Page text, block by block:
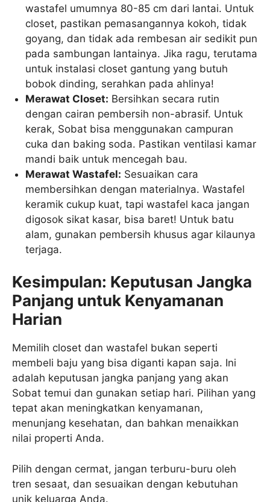
wastafel umumnya 80-85 cm dari lantai. Untuk
closet, pastikan pemasangannya kokoh, tidak
goyang, dan tidak ada rembesan air sedikit pun
pada sambungan lantainya. Jika ragu, terutama
untuk instalasi closet gantung yang butuh
bobok dinding, serahkan pada ahlinya!
Merawat Closet: Bersihkan secara rutin
dengan cairan pembersih non-abrasif. Untuk
kerak, Sobat bisa menggunakan campuran
cuka dan baking soda. Pastikan ventilasi kamar
mandi baik untuk mencegah bau.
Merawat Wastafel: Sesuaikan cara
membersihkan dengan materialnya. Wastafel
keramik cukup kuat, tapi wastafel kaca jangan
digosok sikat kasar, bisa baret! Untuk batu
alam, gunakan pembersih khusus agar kilaunya
terjaga.
Kesimpulan: Keputusan Jangka
Panjang untuk Kenyamanan
Harian
Memilih closet dan wastafel bukan seperti
membeli baju yang bisa diganti kapan saja. Ini
adalah keputusan jangka panjang yang akan
Sobat temui dan gunakan setiap hari. Pilihan yang
tepat akan meningkatkan kenyamanan,
menunjang kesehatan, dan bahkan menaikkan
nilai properti Anda.
Pilih dengan cermat, jangan terburu-buru oleh
tren sesaat, dan sesuaikan dengan kebutuhan
unik keluarga Anda.